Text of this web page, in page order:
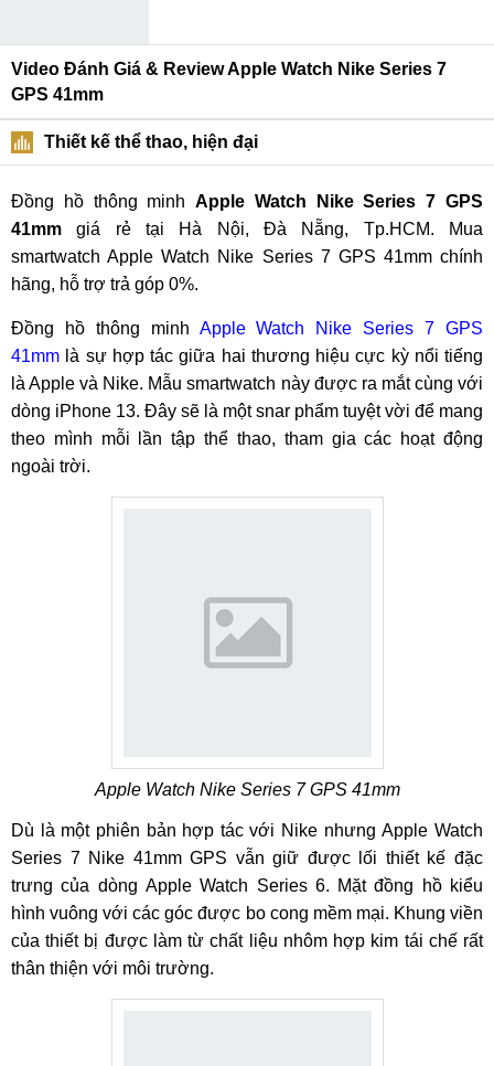
Video Đánh Giá & Review Apple Watch Nike Series 7
GPS 41mm
Thiết kế thể thao, hiện đại
Đồng hồ thông minhApple Watch Nike Series 7 GPS
41mm giá rẻ tại Hà Nội, Đà Nẵng, Tp.HCM. Mua
smartwatch Apple Watch Nike Series 7 GPS 41mm chính
hãng, hỗ trợ trả góp 0%.
Đồng hồ thông minh Apple Watch Nike Series 7 GPS
41mm là sự hợp tác giữa hai thương hiệu cực kỳ nổi tiếng
là Apple và Nike. Mẫu smartwatch này được ra mắt cùng với
dòng iPhone 13. Đây sẽ là một snar phẩm tuyệt vời để mang
theo mình mỗi lần tập thể thao, tham gia các hoạt động
ngoài trời.
Apple Watch Nike Series 7 GPS 41mm
Dù là một phiên bản hợp tác với Nike nhưng Apple Watch
Series 7 Nike 41mm GPS vẫn giữ được lối thiết kế đặc
trưng của dòng Apple Watch Series 6. Mặt đồng hồ kiểu
hình vuông với các góc được bo cong mềm mại. Khung viền
của thiết bị được làm từ chất liệu nhôm hợp kim tái chế rất
thân thiện với môi trường.